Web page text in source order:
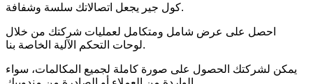
كول جير يجعل اتصالاتك سلسة وشفافة.
احصل على عرض شامل ومتكامل لعمليات شركتك من خلال
لوحات التحكم الآلية الخاصة بنا.
يمكن لشركتك الحصول على صورة كاملة لجميع المكالمات، سواء